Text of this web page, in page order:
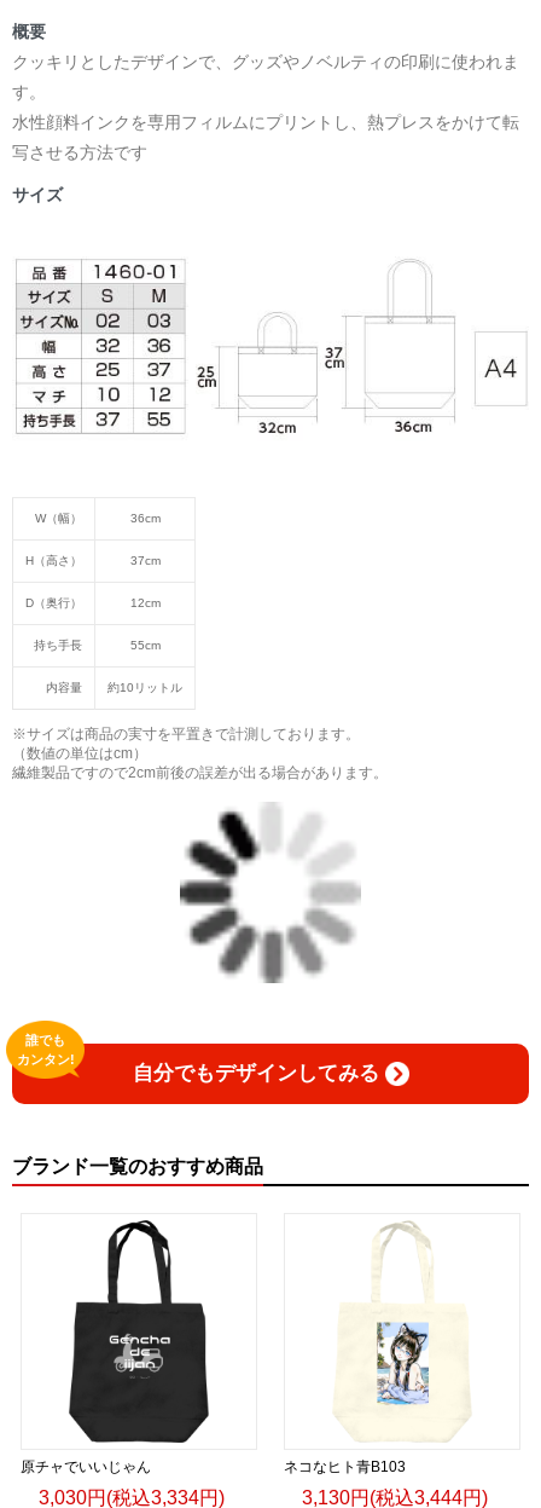
概要
クッキリとしたデザインで、グッズやノベルティの印刷に使われま
す。
水性顔料インクを専用フィルムにプリントし、熱プレスをかけて転
写させる方法です
サイズ
W（幅） 36cm
H（高さ） 37cm
D（奥行） 12cm
持ち手長 55cm
内容量 約10リットル
※サイズは商品の実寸を平置きで計測しております。
（数値の単位はcm）
繊維製品ですので2cm前後の誤差が出る場合があります。
自分でもデザインしてみる
誰でも
カンタン!
ブランド一覧のおすすめ商品
原チャでいいじゃん
3,030円(税込3,334円)
ネコなヒト青B103
3,130円(税込3,444円)